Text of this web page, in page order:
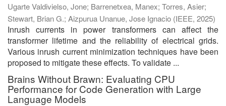
Ugarte Valdivielso, Jone; Barrenetxea, Manex; Torres, Asier;
Stewart, Brian G.; Aizpurua Unanue, Jose Ignacio (IEEE, 2025)
Inrush currents in power transformers can affect the
transformer lifetime and the reliability of electrical grids.
Various inrush current minimization techniques have been
proposed to mitigate these effects. To validate ...
Brains Without Brawn: Evaluating CPU
Performance for Code Generation with Large
Language Models